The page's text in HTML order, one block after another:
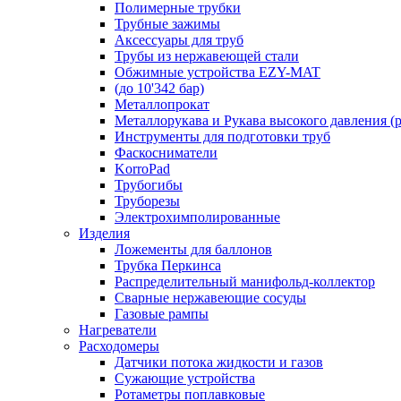
Полимерные трубки
Трубные зажимы
Аксессуары для труб
Трубы из нержавеющей стали
Обжимные устройства EZY-MAT
(до 10'342 бар)
Металлопрокат
Металлорукава и Рукава высокого давления
Инструменты для подготовки труб
Фаскосниматели
KorroPad
Трубогибы
Труборезы
Электрохимполированные
Изделия
Ложементы для баллонов
Трубка Перкинса
Распределительный манифольд-коллектор
Сварные нержавеющие сосуды
Газовые рампы
Нагреватели
Расходомеры
Датчики потока жидкости и газов
Сужающие устройства
Ротаметры поплавковые